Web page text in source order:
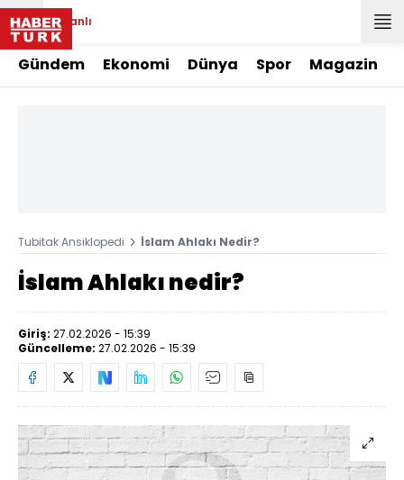
Canlı
Gündem Ekonomi Dünya Spor Magazin
Tubitak Ansiklopedi İslam Ahlakı Nedir?
İslam Ahlakı nedir?
Giriş: 27.02.2026 - 15:39
Güncelleme: 27.02.2026 - 15:39